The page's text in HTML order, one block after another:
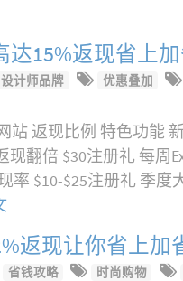
达15%返现省上
设计师品牌 优惠叠加
站 返现比例 特色功能
翻倍 $30注册礼 每周
率 $10-$25注册礼 季度
返现让你省上加
省钱攻略 时尚购物